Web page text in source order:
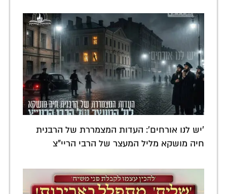
'יש לנו אורחים': העדות המצמררת של הרבנית
חיה מושקא מליל המעצר של הרבי הריי"צ